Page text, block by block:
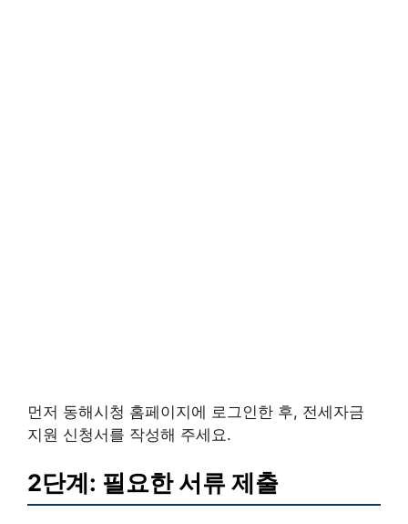
먼저 동해시청 홈페이지에 로그인한 후, 전세자금
지원 신청서를 작성해 주세요.
2단계: 필요한 서류 제출